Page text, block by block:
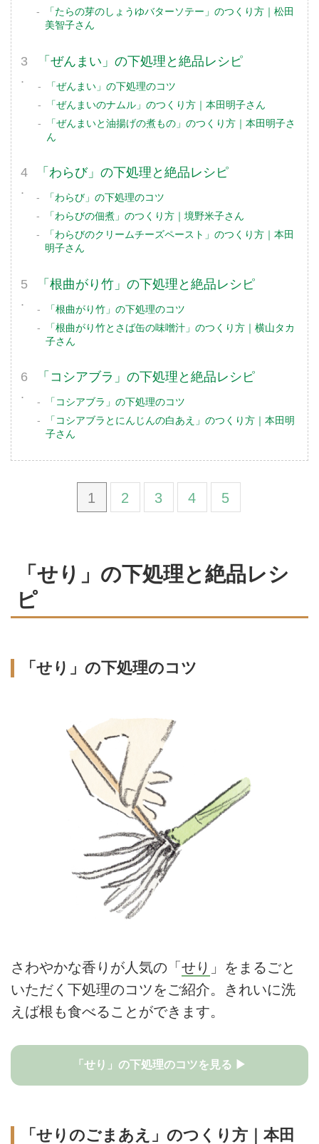
「たらの芽のしょうゆバターソテー」のつくり方｜松田
美智子さん
「ぜんまい」の下処理と絶品レシピ
「ぜんまい」の下処理のコツ
「ぜんまいのナムル」のつくり方｜本田明子さん
「ぜんまいと油揚げの煮もの」のつくり方｜本田明子さ
ん
「わらび」の下処理と絶品レシピ
「わらび」の下処理のコツ
「わらびの佃煮」のつくり方｜境野米子さん
「わらびのクリームチーズペースト」のつくり方｜本田
明子さん
「根曲がり竹」の下処理と絶品レシピ
「根曲がり竹」の下処理のコツ
「根曲がり竹とさば缶の味噌汁」のつくり方｜横山タカ
子さん
「コシアブラ」の下処理と絶品レシピ
「コシアブラ」の下処理のコツ
「コシアブラとにんじんの白あえ」のつくり方｜本田明
子さん
1 2 3 4 5
「せり」の下処理と絶品レシ
ピ
「せり」の下処理のコツ
さわやかな香りが人気の「せり 」をまるごと
いただく下処理のコツをご紹介。きれいに洗
えば根も食べることができます。
「せり」の下処理のコツを見る ▶
「せりのごまあえ」のつくり方｜本田